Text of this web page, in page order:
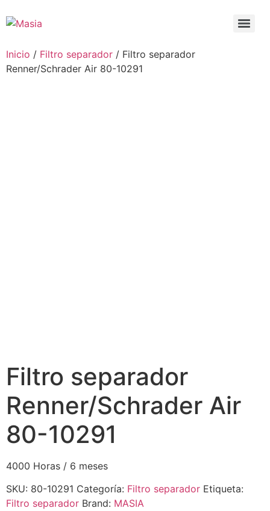
Inicio / Filtro separador / Filtro separador
Renner/Schrader Air 80-10291
Filtro separador
Renner/Schrader Air
80-10291
4000 Horas / 6 meses
SKU: 80-10291 Categoría: Filtro separador Etiqueta:
Filtro separador Brand: MASIA